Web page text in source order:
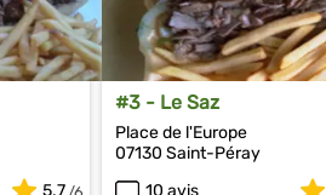
5.7
#3 - Le Saz
Place de l'Europe
07130 Saint-Péray
10 avis